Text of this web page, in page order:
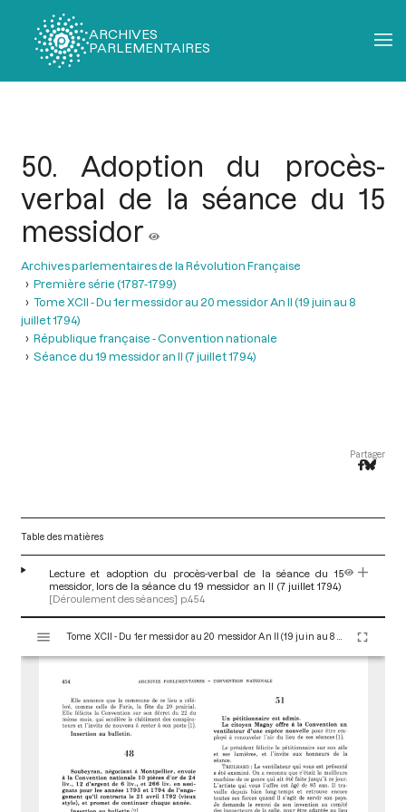
ARCHIVES
PARLEMENTAIRES
50. Adoption du procès-
verbal de la séance du 15
messidor
Archives parlementaires de la Révolution Française
Première série (1787-1799)
Tome XCII - Du 1er messidor au 20 messidor An II (19 juin au 8
juillet 1794)
République française - Convention nationale
Séance du 19 messidor an II (7 juillet 1794)
Partager
Table des matières
Lecture et adoption du procès-verbal de la séance du 15
messidor, lors de la séance du 19 messidor an II (7 juillet 1794)
[Déroulement des séances] p.454
s